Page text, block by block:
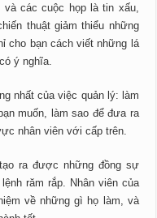
các cuộc họp là tin xấu,
thuật giảm thiểu những
cho bạn cách viết những lá
ý nghĩa.
nhất của việc quản lý: làm
muốn, làm sao để đưa ra
nhân viên với cấp trên.
ra được những đồng sự
răm rắp. Nhân viên của
về những gì họ làm, và